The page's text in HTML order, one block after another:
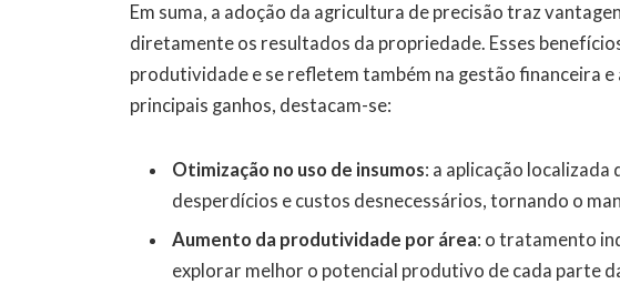
Em suma, a adoção da agricultura de precisão traz
diretamente os resultados da propriedade. Esses
produtividade e se refletem também na gestão financeira
principais ganhos, destacam-se:
Otimização no uso de insumos: a aplicação
desperdícios e custos desnecessários, tornando o
Aumento da produtividade por área: o tratamento
explorar melhor o potencial produtivo de cada parte